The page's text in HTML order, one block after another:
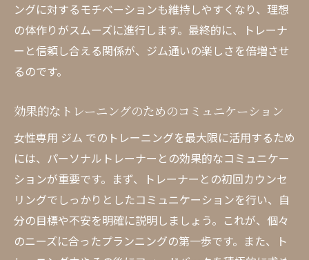
ングに対するモチベーションも維持しやすくなり、理想
の体作りがスムーズに進行します。最終的に、トレーナ
ーと信頼し合える関係が、ジム通いの楽しさを倍増させ
るのです。
効果的なトレーニングのためのコミュニケーション
女性専用 ジム でのトレーニングを最大限に活用するため
には、パーソナルトレーナーとの効果的なコミュニケー
ションが重要です。まず、トレーナーとの初回カウンセ
リングでしっかりとしたコミュニケーションを行い、自
分の目標や不安を明確に説明しましょう。これが、個々
のニーズに合ったプランニングの第一歩です。また、ト